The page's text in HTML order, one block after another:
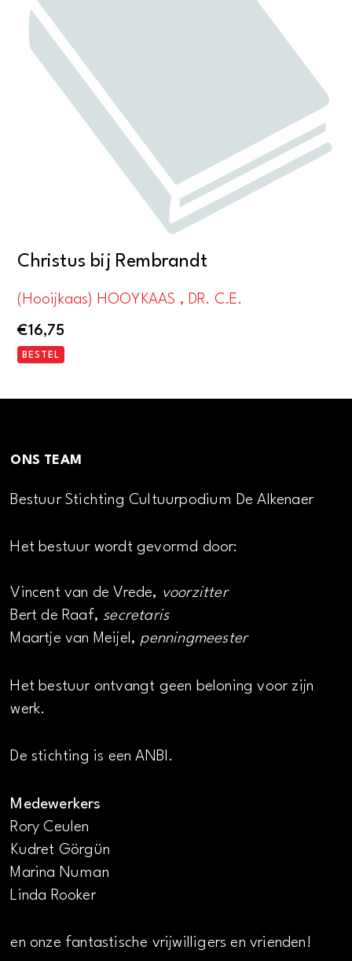
Christus bij Rembrandt
(Hooijkaas) HOOYKAAS , DR. C.E.
€16,75
BESTEL
ONS TEAM
Bestuur Stichting Cultuurpodium De Alkenaer
Het bestuur wordt gevormd door:
Vincent van de Vrede, voorzitter
Bert de Raaf, secretaris
Maartje van Meijel, penningmeester
Het bestuur ontvangt geen beloning voor zijn
werk.
De stichting is een ANBI.
Medewerkers
Rory Ceulen
Kudret Görgün
Marina Numan
Linda Rooker
en onze fantastische vrijwilligers en vrienden!